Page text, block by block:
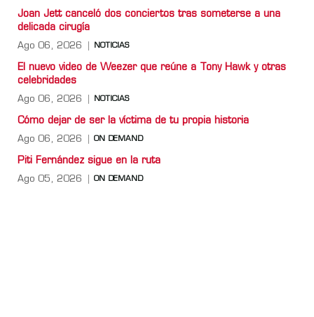
Joan Jett canceló dos conciertos tras someterse a una
delicada cirugía
Ago 06, 2026 NOTICIAS
El nuevo video de Weezer que reúne a Tony Hawk y otras
celebridades
Ago 06, 2026 NOTICIAS
Cómo dejar de ser la víctima de tu propia historia
Ago 06, 2026 ON DEMAND
Piti Fernández sigue en la ruta
Ago 05, 2026 ON DEMAND